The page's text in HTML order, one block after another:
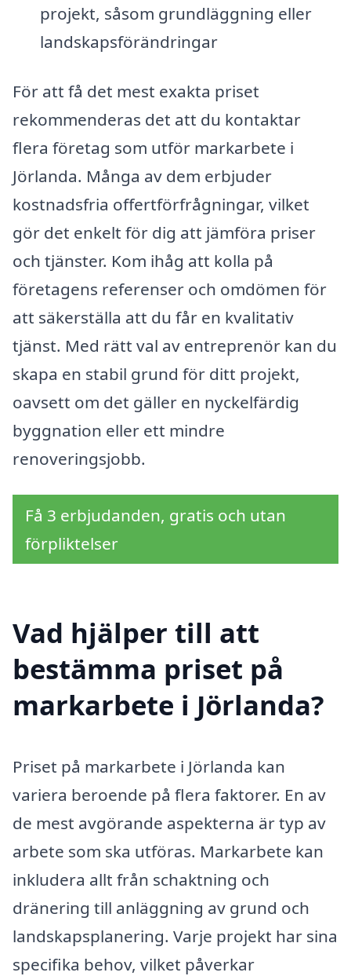
projekt, såsom grundläggning eller
landskapsförändringar
För att få det mest exakta priset
rekommenderas det att du kontaktar
flera företag som utför markarbete i
Jörlanda. Många av dem erbjuder
kostnadsfria offertförfrågningar, vilket
gör det enkelt för dig att jämföra priser
och tjänster. Kom ihåg att kolla på
företagens referenser och omdömen för
att säkerställa att du får en kvalitativ
tjänst. Med rätt val av entreprenör kan du
skapa en stabil grund för ditt projekt,
oavsett om det gäller en nyckelfärdig
byggnation eller ett mindre
renoveringsjobb.
Få 3 erbjudanden, gratis och utan
förpliktelser
Vad hjälper till att
bestämma priset på
markarbete i Jörlanda?
Priset på markarbete i Jörlanda kan
variera beroende på flera faktorer. En av
de mest avgörande aspekterna är typ av
arbete som ska utföras. Markarbete kan
inkludera allt från schaktning och
dränering till anläggning av grund och
landskapsplanering. Varje projekt har sina
specifika behov, vilket påverkar